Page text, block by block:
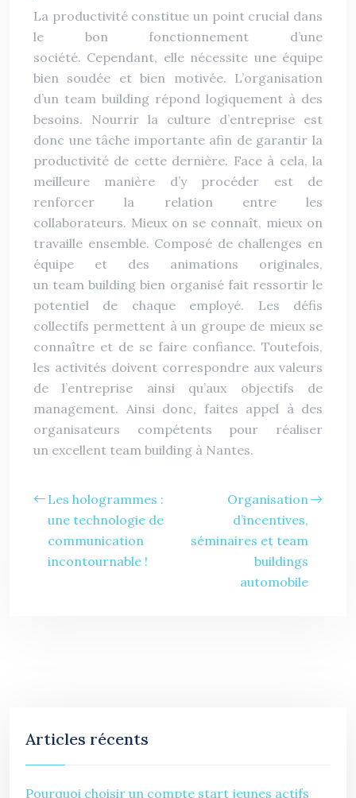
La productivité constitue un point crucial dans
le bon fonctionnement d’une
société. Cependant, elle nécessite une équipe
bien soudée et bien motivée. L’organisation
d’un team building répond logiquement à des
besoins. Nourrir la culture d’entreprise est
donc une tâche importante afin de garantir la
productivité de cette dernière. Face à cela, la
meilleure manière d’y procéder est de
renforcer la relation entre les
collaborateurs. Mieux on se connaît, mieux on
travaille ensemble. Composé de challenges en
équipe et des animations originales,
un team building bien organisé fait ressortir le
potentiel de chaque employé. Les défis
collectifs permettent à un groupe de mieux se
connaître et de se faire confiance. Toutefois,
les activités doivent correspondre aux valeurs
de l’entreprise ainsi qu’aux objectifs de
management. Ainsi donc, faites appel à des
organisateurs compétents pour réaliser
un excellent team building à Nantes.
Les hologrammes :
une technologie de
communication
incontournable !
Organisation
d’incentives,
séminaires et team
buildings
automobile
Articles récents
Pourquoi choisir un compte start jeunes actifs